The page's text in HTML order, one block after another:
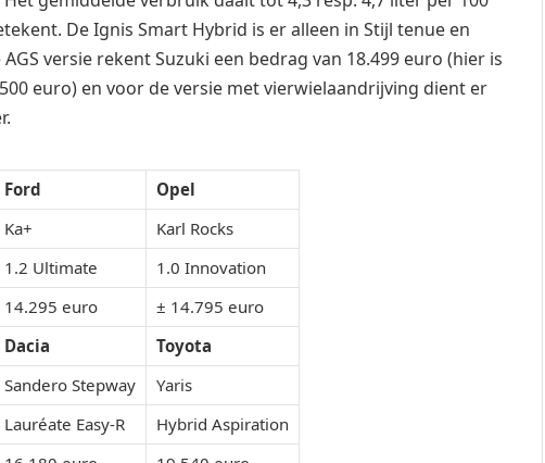
De Ignis Smart Hybrid is er alleen in Stijl tenue en
versie rekent Suzuki een bedrag van 18.499 euro (hier is
euro) en voor de versie met vierwielaandrijving dient er
Ford
Opel
Ka+
Karl Rocks
1.2 Ultimate
1.0 Innovation
14.295 euro
± 14.795 euro
Dacia
Toyota
Sandero Stepway
Yaris
Lauréate Easy-R
Hybrid Aspiration